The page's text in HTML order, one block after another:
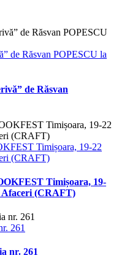
de Răsvan POPESCU la
de Răsvan
Timișoara, 19-22
(CRAFT)
Timișoara, 19-
Afaceri (CRAFT)
261
nr. 261